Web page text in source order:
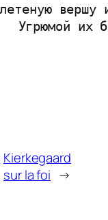
Угрюмой их
Kierkegaard
sur la foi →